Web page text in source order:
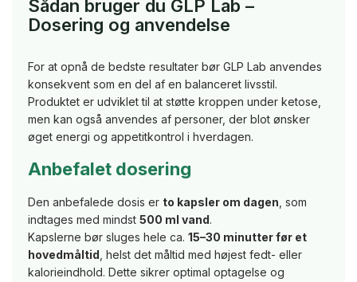
Sådan bruger du GLP Lab –
Dosering og anvendelse
For at opnå de bedste resultater bør GLP Lab anvendes
konsekvent som en del af en balanceret livsstil.
Produktet er udviklet til at støtte kroppen under ketose,
men kan også anvendes af personer, der blot ønsker
øget energi og appetitkontrol i hverdagen.
Anbefalet dosering
Den anbefalede dosis er to kapsler om dagen , som
indtages med mindst 500 ml vand.
Kapslerne bør sluges hele ca. 15–30 minutter før et
hovedmåltid , helst det måltid med højest fedt- eller
kalorieindhold. Dette sikrer optimal optagelse og